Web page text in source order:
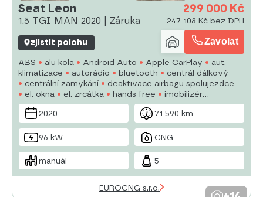
Seat Leon
1.5 TGI MAN 2020 | Záruka
299 000 Kč
247 108 Kč bez DPH
zjistit polohu Zavolat
ABS alu kola Android Auto Apple CarPlay
aut.
klimatizace
autorádio bluetooth
centrál dálkový
centrální zamykání
deaktivace airbagu spolujezdce
el. okna
el. zrcátka hands free
imobilizér
multifunkční volant
2020
71 590 km
96 kW CNG
manuál 5
EUROCNG s.r.o.